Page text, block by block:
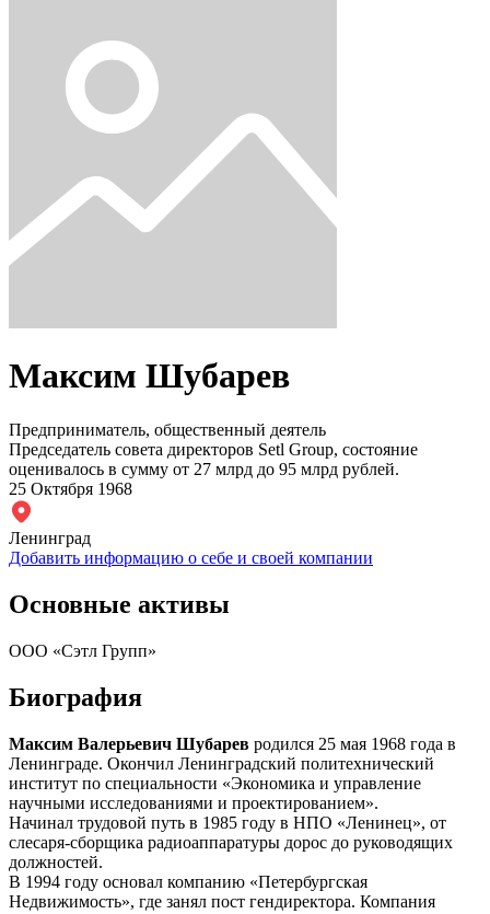
Максим Шубарев
Предприниматель, общественный деятель
Председатель совета директоров Setl Group, состояние
оценивалось в сумму от 27 млрд до 95 млрд рублей.
25 Октября 1968
Ленинград
Добавить информацию о себе и своей компании
Основные активы
ООО «Сэтл Групп»
Биография
Максим Валерьевич Шубарев родился 25 мая 1968 года в
Ленинграде. Окончил Ленинградский политехнический
институт по специальности «Экономика и управление
научными исследованиями и проектированием».
Начинал трудовой путь в 1985 году в НПО «Ленинец», от
слесаря-сборщика радиоаппаратуры дорос до руководящих
должностей.
В 1994 году основал компанию «Петербургская
Недвижимость», где занял пост гендиректора. Компания